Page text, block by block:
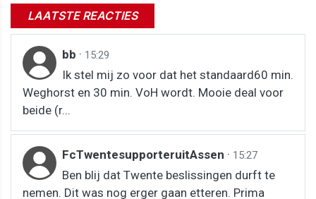
LAATSTE REACTIES
bb · 15:29
Ik stel mij zo voor dat het standaard60 min.
Weghorst en 30 min. VoH wordt. Mooie deal voor
beide (r...
FcTwentesupporteruitAssen · 15:27
Ben blij dat Twente beslissingen durft te
nemen. Dit was nog erger gaan etteren. Prima